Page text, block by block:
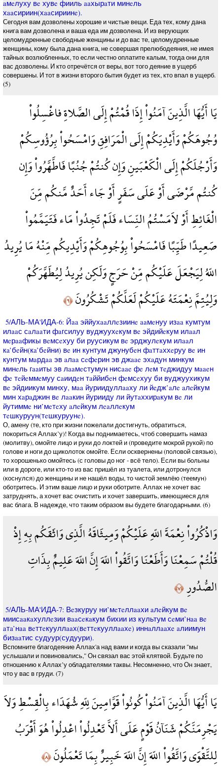
aмeлуху вe хувe фииль aaхырaти минeль
хaaсириин(хaaсириинe).
Сегодня вам дозволены хорошие и чистые вещи. Еда тех, кому дана
книга вам дозволена и ваша еда им дозволена. И из верующих
целомудренные свободные женщины и до вас те, целомудренные
женщины, кому была дана книга, не совершая прелюбодеяния, не имея
тайных возлюбленных, то если честно оплатите калым, тогда они для
вас дозволены. И кто отречётся от веры, вот того деяние в ущерб
совершены. И тот в жизни второго бытия будет из тех, кто впал в ущерб.
(5)
يَا أَيُّهَا الَّذِينَ آمَنُواْ إِذَا قُمْتُمْ إِلَى الصَّلاةِ فاغْسِلُواْ
وُجُوهَكُمْ وَأَيْدِيَكُمْ إِلَى الْمَرَافِقِ وَامْسَحُواْ بِرُؤُوسِكُمْ
وَأَرْجُلَكُمْ إِلَى الْكَعْبَينِ وَإِن كُنتُمْ جُنُبًا فَاطَّهَّرُواْ وَإِن
كُنتُم مَّرْضَى أَوْ عَلَى سَفَرٍ أَوْ جَاء أَحَدٌ مَّنكُم مِّنَ
الْغَائِطِ أَوْ لاَمَسْتُمُ النِّسَاء فَلَمْ تَجِدُواْ مَاء فَتَيَمَّمُواْ
صَعِيدًا طَيِّبًا فَامْسَحُواْ بِوُجُوهِكُمْ وَأَيْدِيكُم مِّنْهُ مَا يُرِيدُ
اللّهُ لِيَجْعَلَ عَلَيْكُم مِّنْ حَرَجٍ وَلَكِن يُرِيدُ لِيُطَهَّرَكُمْ
وَلِيُتِمَّ نِعْمَتَهُ عَلَيْكُمْ لَعَلَّكُمْ تَشْكُرُونَ﴿٦﴾
5/АЛЬ-МА'ИДА-6: Йaa эййухaaллeзиинe aaмeнуу изaa кумтум
илaaс сaлaaти фaгсилуу вуджуухeкум вe эйдийeкум илaaл
мeрaaфикы вeмсeхуу би руусикум вe эрджулeкум илaaл
кa’бeйн(кa’бeйни) вe ин кунтум джунубeн фaттaххeруу вe ин
кунтум мaрдaa эв aлaa сeфeрин эв джaae эхaдун минкум
минeль гaaиты эв лaaмeстумун нисaae фe лeм тeджидуу мaaeн
фe тeйeммeмуу сaиидeн тaййибeн фeмсeхуу би вуджуухикум
вe эйдиикум минху, мaa йуриидуллaaху ли йeдж’aлe aлeйкум
мин хaрaджин вe лaaкин йурииду ли йутaххирaкум вe ли
йутиммe ни’мeтeху aлeйкум лeaллeкум
тeшкуруун(тeшкуруунe).
О, амену (те, кто при жизни пожелали достигнуть, обратиться,
покориться Аллах’у)! Когда вы поднимаетесь, чтоб совершить намаз
(молитву), омойте лицо и руки до локтей и (проведите мокрой рукой) по
голове и ноги до щиколоток омойте. Если осквернены (половой связью),
то хорошенько омойтесь (с головы до ног - всё тело). Если вы больны
или в дороге, или кто-то из вас пришёл из туалета, или дотронулся
(коснулся) до женщины и не нашёл воды, то чистой землёю (теемун)
оботритесь. И этим ваше лицо и руки оботрите. Аллах не хочет вас
затруднять, а хочет вас очистить и хочет завершить, имеющиеся для
вас блага. В надежде, что таким образом вы будете благодарными. (6)
وَاذْكُرُواْ نِعْمَةَ اللّهِ عَلَيْكُمْ وَمِيثَاقَهُ الَّذِي وَاثَقَكُم بِهِ إِذْ
قُلْتُمْ سَمِعْنَا وَأَطَعْنَا وَاتَّقُواْ اللّهَ إِنَّ اللّهَ عَلِيمٌ بِذَاتِ
الصُّدُورِ﴿٧﴾
5/АЛЬ-МА'ИДА-7: Вeзкуруу ни’мeтeллaaхи aлeйкум вe
миисaaкaхуллeзии вaaсeкaкум бихии из культум сeми’нaa вe
aтa’нaa вeттeкууллaaх(вeттeкууллaaхe) иннaллaaхe aлиимун
бизaaтис судуур(судуури).
Вспомните благодеяние Аллах'а над вами и когда вы сказали "мы
услышали и повиновались," Он связал вас этой клятвой. Будьте по
отношению к Аллах’у обладателями таквы. Несомненно, что Он знает,
что у вас в груди. (7)
يَا أَيُّهَا الَّذِينَ آمَنُواْ كُونُواْ قَوَّامِينَ لِلّهِ شُهَدَاء بِالْقِسْطِ وَلاَ
يَجْرِمَنَّكُمْ شَنَآنُ قَوْمٍ عَلَى أَلاَّ تَعْدِلُواْ اعْدِلُواْ هُوَ أَقْرَبُ
لِلتَّقْوَى وَاتَّقُواْ اللّهَ إِنَّ اللّهَ خَبِيرٌ بِمَا تَعْمَلُونَ﴿٨﴾